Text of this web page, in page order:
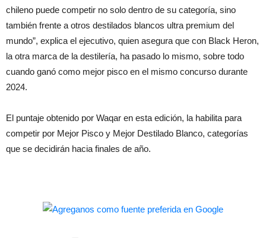
chileno puede competir no solo dentro de su categoría, sino
también frente a otros destilados blancos ultra premium del
mundo”, explica el ejecutivo, quien asegura que con Black Heron,
la otra marca de la destilería, ha pasado lo mismo, sobre todo
cuando ganó como mejor pisco en el mismo concurso durante
2024.
El puntaje obtenido por Waqar en esta edición, la habilita para
competir por Mejor Pisco y Mejor Destilado Blanco, categorías
que se decidirán hacia finales de año.